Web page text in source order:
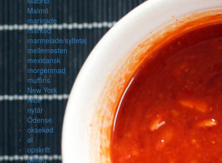
Malmö
marinade
marked
marmelade/syltetøj
mellemøsten
mexicansk
morgenmad
muffins
New York
Nice
nytår
Odense
oksekød
øl
opskrift
pålæg